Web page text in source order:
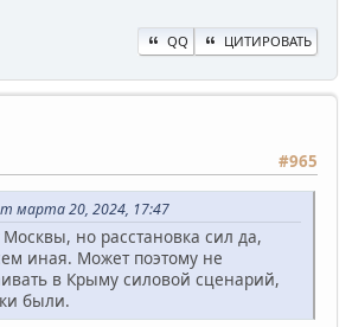
QQ ЦИТИРОВАТЬ
#965
марта 20, 2024, 17:47
но расстановка сил да,
иная. Может поэтому не
в Крыму силовой сценарий,
были.